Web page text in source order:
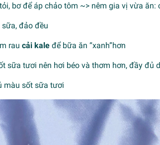
bơ để áp chảo tôm ~> nêm gia vị vừa ăn:
sữa, đảo đều
rau cải kale để bữa ăn “xanh”hơn
sữa tươi nên hơi béo và thơm hơn, đầy đủ
màu sốt sữa tươi